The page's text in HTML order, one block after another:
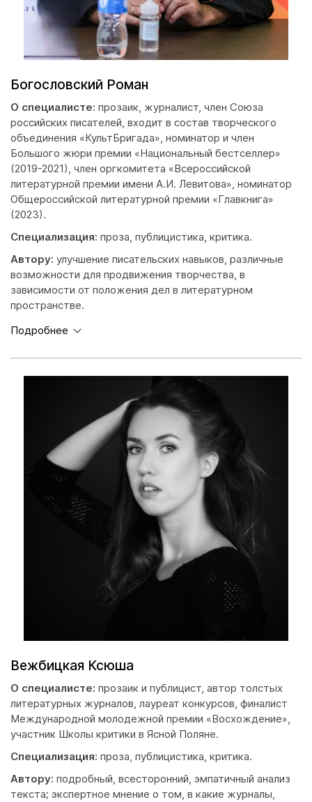
Богословский Роман
О специалисте: прозаик, журналист, член Союза
российских писателей, входит в состав творческого
объединения «КультБригада», номинатор и член
Большого жюри премии «Национальный бестселлер»
(2019-2021), член оргкомитета «Всероссийской
литературной премии имени А.И. Левитова», номинатор
Общероссийской литературной премии «Главкнига»
(2023).
Специализация: проза, публицистика, критика.
Автору: улучшение писательских навыков, различные
возможности для продвижения творчества, в
зависимости от положения дел в литературном
пространстве.
Подробнее
Вежбицкая Ксюша
О специалисте: прозаик и публицист, автор толстых
литературных журналов, лауреат конкурсов, финалист
Международной молодежной премии «Восхождение»,
участник Школы критики в Ясной Поляне.
Специализация: проза, публицистика, критика.
Автору: подробный, всесторонний, эмпатичный анализ
текста; экспертное мнение о том, в какие журналы,